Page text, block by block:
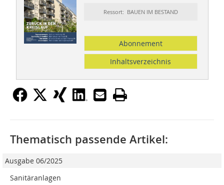
Ressort: BAUEN IM BESTAND
Abonnement
Inhaltsverzeichnis
Thematisch passende Artikel:
Ausgabe 06/2025
Sanitäranlagen